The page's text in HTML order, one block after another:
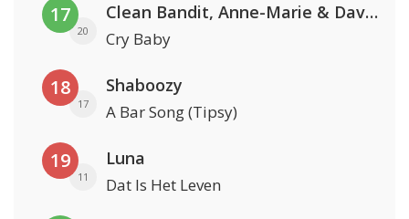
17
20
Clean Bandit, Anne-Marie & David Guetta
Cry Baby
18
17
Shaboozy
A Bar Song (Tipsy)
19
11
Luna
Dat Is Het Leven